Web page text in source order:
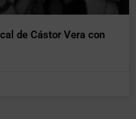
de Cástor Vera con